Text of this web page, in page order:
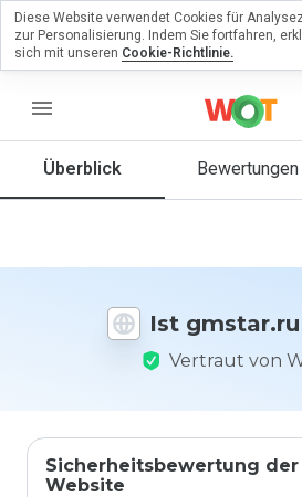
menu
Überblick Bewertungen
Ist
Vertraut von
Sicherheitsbewertung der
Website
eine
Sie diese
Diese Website verwendet Cookies für
zur Personalisierung. Indem Sie fortfahren,
sich mit unseren Cookie-Richtlinie.